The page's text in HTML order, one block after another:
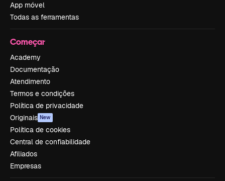
App móvel
Todas as ferramentas
Começar
Academy
Documentação
Atendimento
Termos e condições
Política de privacidade
Originais New
Política de cookies
Central de confiabilidade
Afiliados
Empresas